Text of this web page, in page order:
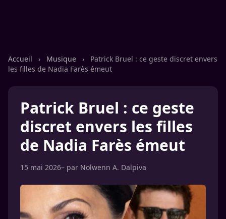
Accueil › Musique ›
Patrick Bruel : ce geste discret envers
les filles de Nadia Farès émeut
Patrick Bruel : ce geste
discret envers les filles
de Nadia Farès émeut
15 mai 2026– par Nolwenn A. Dalpiva